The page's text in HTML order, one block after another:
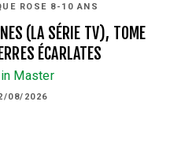
ROSE 8-10 ANS
(LA SÉRIE TV), TOME
ÉCARLATES
Master
08/2026